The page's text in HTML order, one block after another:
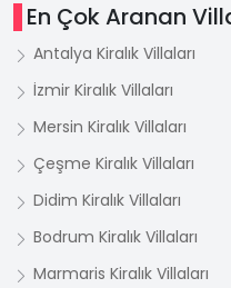
En Çok Aranan
Antalya Kiralık Villaları
İzmir Kiralık Villaları
Mersin Kiralık Villaları
Çeşme Kiralık Villaları
Didim Kiralık Villaları
Bodrum Kiralık Villaları
Marmaris Kiralık Villaları